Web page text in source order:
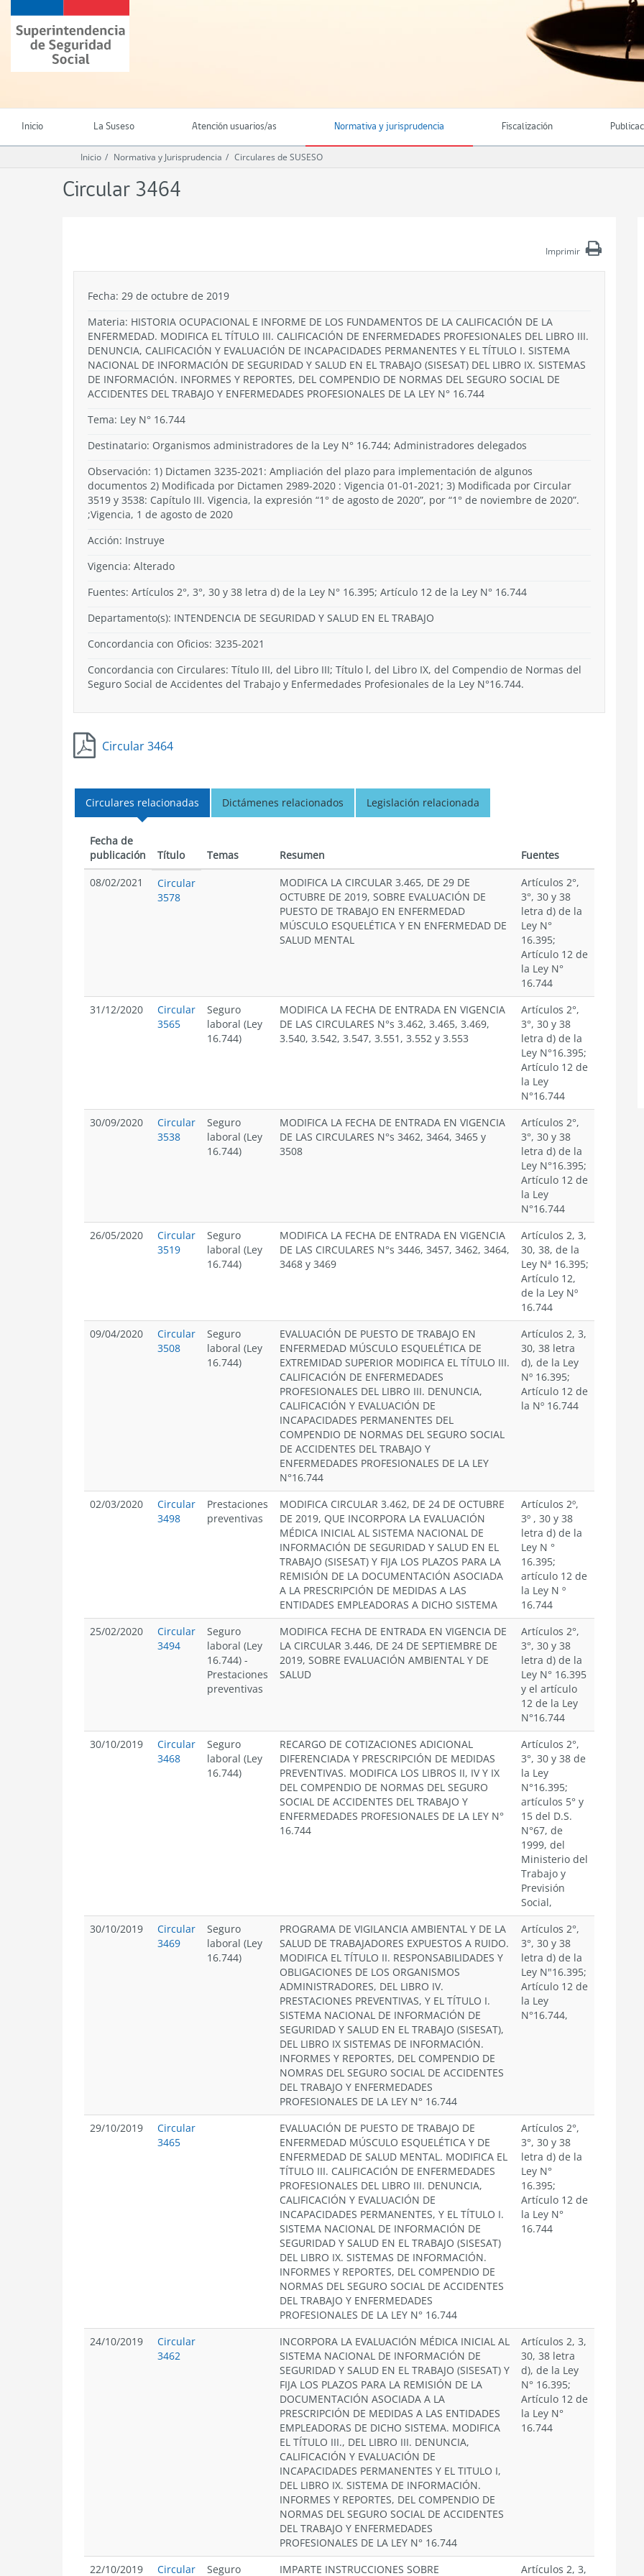
contenido
principal
Superintendencia
de
Seguridad
(SUSESO)
Chile
Inicio La Suseso Atención usuarios/as Normativa y jurisprudencia Fiscalización
Inicio Normativa y Jurisprudencia Circulares de SUSESO
Circular 3464
Imprimir
Fecha: 29 de octubre de 2019
Materia: HISTORIA OCUPACIONAL E INFORME DE LOS FUNDAMENTOS DE LA CALIFICACIÓN DE LA
ENFERMEDAD. MODIFICA EL TÍTULO III. CALIFICACIÓN DE ENFERMEDADES PROFESIONALES DEL LIBRO III.
DENUNCIA, CALIFICACIÓN Y EVALUACIÓN DE INCAPACIDADES PERMANENTES Y EL TÍTULO I. SISTEMA
NACIONAL DE INFORMACIÓN DE SEGURIDAD Y SALUD EN EL TRABAJO (SISESAT) DEL LIBRO IX. SISTEMAS
DE INFORMACIÓN. INFORMES Y REPORTES, DEL COMPENDIO DE NORMAS DEL SEGURO SOCIAL DE
ACCIDENTES DEL TRABAJO Y ENFERMEDADES PROFESIONALES DE LA LEY N° 16.744
Tema: Ley N° 16.744
Destinatario: Organismos administradores de la Ley N° 16.744; Administradores delegados
Observación: 1) Dictamen 3235-2021: Ampliación del plazo para implementación de algunos
documentos 2) Modificada por Dictamen 2989-2020 : Vigencia 01-01-2021; 3) Modificada por Circular
3519 y 3538: Capítulo III. Vigencia, la expresión “1° de agosto de 2020”, por “1° de noviembre de 2020”.
;Vigencia, 1 de agosto de 2020
Acción: Instruye
Vigencia: Alterado
Fuentes: Artículos 2°, 3°, 30 y 38 letra d) de la Ley N° 16.395; Artículo 12 de la Ley N° 16.744
Departamento(s): INTENDENCIA DE SEGURIDAD Y SALUD EN EL TRABAJO
Concordancia con Oficios: 3235-2021
Concordancia con Circulares: Título III, del Libro III; Título l, del Libro IX, del Compendio de Normas del
Seguro Social de Accidentes del Trabajo y Enfermedades Profesionales de la Ley N°16.744.
Circular 3464
Circulares relacionadas Dictámenes relacionados Legislación relacionada
Fecha de
publicación
Título Temas Resumen
Fuentes
08/02/2021
Circular
3578
MODIFICA LA CIRCULAR 3.465, DE 29 DE
OCTUBRE DE 2019, SOBRE EVALUACIÓN DE
PUESTO DE TRABAJO EN ENFERMEDAD
MÚSCULO ESQUELÉTICA Y EN ENFERMEDAD DE
SALUD MENTAL
Artículos 2°,
3°, 30 y 38
letra d) de la
Ley N°
16.395;
Artículo 12 de
la Ley N°
16.744
31/12/2020
Circular
3565
Seguro
laboral (Ley
16.744)
MODIFICA LA FECHA DE ENTRADA EN VIGENCIA
DE LAS CIRCULARES N°s 3.462, 3.465, 3.469,
3.540, 3.542, 3.547, 3.551, 3.552 y 3.553
Artículos 2°,
3°, 30 y 38
letra d) de la
Ley N°16.395;
Artículo 12 de
la Ley
N°16.744
30/09/2020
Circular
3538
Seguro
laboral (Ley
16.744)
MODIFICA LA FECHA DE ENTRADA EN VIGENCIA
DE LAS CIRCULARES N°s 3462, 3464, 3465 y
3508
Artículos 2°,
3°, 30 y 38
letra d) de la
Ley N°16.395;
Artículo 12 de
la Ley
N°16.744
26/05/2020
Circular
3519
Seguro
laboral (Ley
16.744)
MODIFICA LA FECHA DE ENTRADA EN VIGENCIA
DE LAS CIRCULARES N°s 3446, 3457, 3462, 3464,
3468 y 3469
Artículos 2, 3,
30, 38, de la
Ley Nª 16.395;
Artículo 12,
de la Ley Nº
16.744
09/04/2020
Circular
3508
Seguro
laboral (Ley
16.744)
EVALUACIÓN DE PUESTO DE TRABAJO EN
ENFERMEDAD MÚSCULO ESQUELÉTICA DE
EXTREMIDAD SUPERIOR MODIFICA EL TÍTULO III.
CALIFICACIÓN DE ENFERMEDADES
PROFESIONALES DEL LIBRO III. DENUNCIA,
CALIFICACIÓN Y EVALUACIÓN DE
INCAPACIDADES PERMANENTES DEL
COMPENDIO DE NORMAS DEL SEGURO SOCIAL
DE ACCIDENTES DEL TRABAJO Y
ENFERMEDADES PROFESIONALES DE LA LEY
N°16.744
Artículos 2, 3,
30, 38 letra
d), de la Ley
Nº 16.395;
Artículo 12 de
la Nº 16.744
02/03/2020
Circular
3498
Prestaciones
preventivas
MODIFICA CIRCULAR 3.462, DE 24 DE OCTUBRE
DE 2019, QUE INCORPORA LA EVALUACIÓN
MÉDICA INICIAL AL SISTEMA NACIONAL DE
INFORMACIÓN DE SEGURIDAD Y SALUD EN EL
TRABAJO (SISESAT) Y FIJA LOS PLAZOS PARA LA
REMISIÓN DE LA DOCUMENTACIÓN ASOCIADA
A LA PRESCRIPCIÓN DE MEDIDAS A LAS
ENTIDADES EMPLEADORAS A DICHO SISTEMA
Artículos 2º,
3º , 30 y 38
letra d) de la
Ley N °
16.395;
artículo 12 de
la Ley N º
16.744
25/02/2020
Circular
3494
Seguro
laboral (Ley
16.744) -
Prestaciones
preventivas
MODIFICA FECHA DE ENTRADA EN VIGENCIA DE
LA CIRCULAR 3.446, DE 24 DE SEPTIEMBRE DE
2019, SOBRE EVALUACIÓN AMBIENTAL Y DE
SALUD
Artículos 2°,
3°, 30 y 38
letra d) de la
Ley N° 16.395
y el artículo
12 de la Ley
N°16.744
30/10/2019
Circular
3468
Seguro
laboral (Ley
16.744)
RECARGO DE COTIZACIONES ADICIONAL
DIFERENCIADA Y PRESCRIPCIÓN DE MEDIDAS
PREVENTIVAS. MODIFICA LOS LIBROS II, IV Y IX
DEL COMPENDIO DE NORMAS DEL SEGURO
SOCIAL DE ACCIDENTES DEL TRABAJO Y
ENFERMEDADES PROFESIONALES DE LA LEY N°
16.744
Artículos 2°,
3°, 30 y 38 de
la Ley
N°16.395;
artículos 5° y
15 del D.S.
N°67, de
1999, del
Ministerio del
Trabajo y
Previsión
Social,
30/10/2019
Circular
3469
Seguro
laboral (Ley
16.744)
PROGRAMA DE VIGILANCIA AMBIENTAL Y DE LA
SALUD DE TRABAJADORES EXPUESTOS A RUIDO.
MODIFICA EL TÍTULO II. RESPONSABILIDADES Y
OBLIGACIONES DE LOS ORGANISMOS
ADMINISTRADORES, DEL LIBRO IV.
PRESTACIONES PREVENTIVAS, Y EL TÍTULO I.
SISTEMA NACIONAL DE INFORMACIÓN DE
SEGURIDAD Y SALUD EN EL TRABAJO (SISESAT),
DEL LIBRO IX SISTEMAS DE INFORMACIÓN.
INFORMES Y REPORTES, DEL COMPENDIO DE
NOMRAS DEL SEGURO SOCIAL DE ACCIDENTES
DEL TRABAJO Y ENFERMEDADES
PROFESIONALES DE LA LEY N° 16.744
Artículos 2°,
3°, 30 y 38
letra d) de la
Ley N"16.395;
Artículo 12 de
la Ley
N°16.744,
29/10/2019
Circular
3465
EVALUACIÓN DE PUESTO DE TRABAJO DE
ENFERMEDAD MÚSCULO ESQUELÉTICA Y DE
ENFERMEDAD DE SALUD MENTAL. MODIFICA EL
TÍTULO III. CALIFICACIÓN DE ENFERMEDADES
PROFESIONALES DEL LIBRO III. DENUNCIA,
CALIFICACIÓN Y EVALUACIÓN DE
INCAPACIDADES PERMANENTES, Y EL TÍTULO I.
SISTEMA NACIONAL DE INFORMACIÓN DE
SEGURIDAD Y SALUD EN EL TRABAJO (SISESAT)
DEL LIBRO IX. SISTEMAS DE INFORMACIÓN.
INFORMES Y REPORTES, DEL COMPENDIO DE
NORMAS DEL SEGURO SOCIAL DE ACCIDENTES
DEL TRABAJO Y ENFERMEDADES
PROFESIONALES DE LA LEY N° 16.744
Artículos 2°,
3°, 30 y 38
letra d) de la
Ley N°
16.395;
Artículo 12 de
la Ley N°
16.744
24/10/2019
Circular
3462
INCORPORA LA EVALUACIÓN MÉDICA INICIAL AL
SISTEMA NACIONAL DE INFORMACIÓN DE
SEGURIDAD Y SALUD EN EL TRABAJO (SISESAT) Y
FIJA LOS PLAZOS PARA LA REMISIÓN DE LA
DOCUMENTACIÓN ASOCIADA A LA
PRESCRIPCIÓN DE MEDIDAS A LAS ENTIDADES
EMPLEADORAS DE DICHO SISTEMA. MODIFICA
EL TÍTULO III., DEL LIBRO III. DENUNCIA,
CALIFICACIÓN Y EVALUACIÓN DE
INCAPACIDADES PERMANENTES Y EL TITULO I,
DEL LIBRO IX. SISTEMA DE INFORMACIÓN.
INFORMES Y REPORTES, DEL COMPENDIO DE
NORMAS DEL SEGURO SOCIAL DE ACCIDENTES
DEL TRABAJO Y ENFERMEDADES
PROFESIONALES DE LA LEY N° 16.744
Artículos 2, 3,
30, 38 letra
d), de la Ley
N° 16.395;
Artículo 12 de
la Ley N°
16.744
22/10/2019 Circular Seguro IMPARTE INSTRUCCIONES SOBRE Artículos 2, 3,